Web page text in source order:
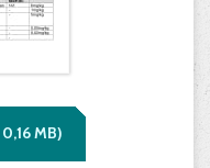
0,16MB)